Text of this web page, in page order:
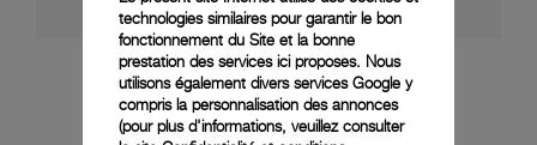
PROCESSUS
technologies similaires pour garantir le bon
fonctionnement du Site et la bonne
prestation des services ici proposes. Nous
utilisons également divers services Google y
compris la personnalisation des annonces
(pour plus d'informations, veuillez consulter